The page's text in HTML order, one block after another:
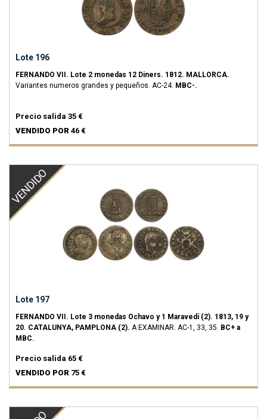
Lote 196
FERNANDO VII. Lote 2 monedas 12 Diners. 1812. MALLORCA.
Variantes numeros grandes y pequeños. AC-24. MBC-.
Precio salida 35 €
VENDIDO POR 46 €
VENDIDO
Lote 197
FERNANDO VII. Lote 3 monedas Ochavo y 1 Maravedí (2). 1813, 19 y
20. CATALUNYA, PAMPLONA (2). A EXAMINAR. AC-1, 33, 35. BC+ a
MBC.
Precio salida 65 €
VENDIDO POR 75 €